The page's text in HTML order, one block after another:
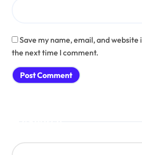
Save my name, email, and
the next time I comment.